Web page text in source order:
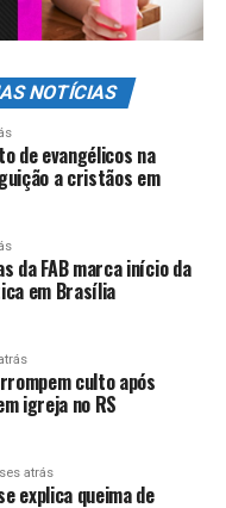
NOTÍCIAS
de evangélicos na
a cristãos em
da FAB marca início da
em Brasília
culto após
igreja no RS
atrás
explica queima de